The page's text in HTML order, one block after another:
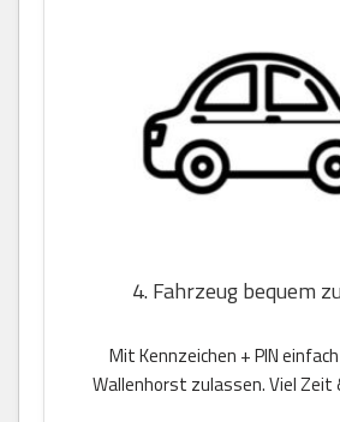
4. Fahrzeug bequem
Mit Kennzeichen + PIN
Wallenhorst zulassen. Viel Zeit